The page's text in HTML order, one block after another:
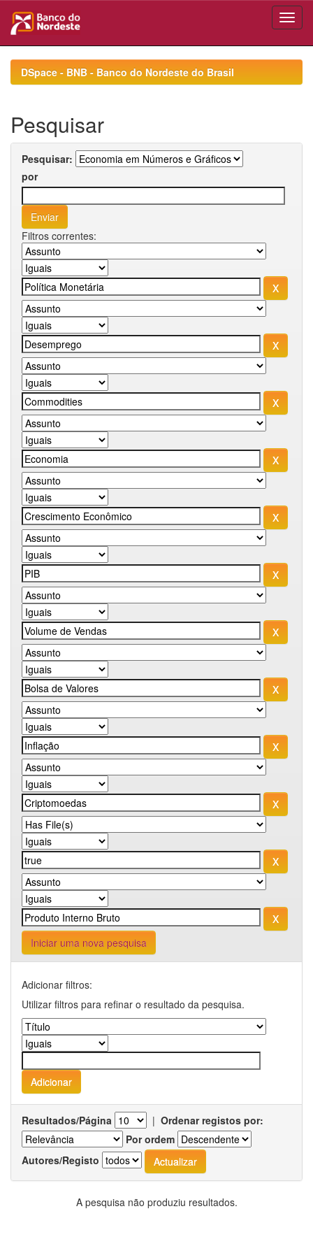
navigationDSpace - BNB - Banco do Nordeste do Brasil
Pesquisar
Pesquisar:
por
Filtros correntes:
Iniciar uma nova pesquisa
Adicionar filtros:
Utilizar filtros para refinar o resultado da pesquisa.
Resultados/Página | Ordenar registos por:
Por ordem
Autores/Registo
A pesquisa não produziu resultados.